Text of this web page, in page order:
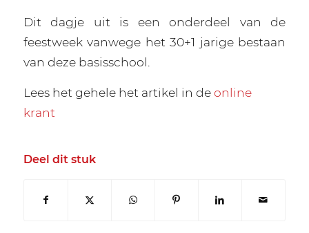
Dit dagje uit is een onderdeel van de
feestweek vanwege het 30+1 jarige bestaan
van deze basisschool.
Lees het gehele het artikel in deonline
krant
Deel dit stuk